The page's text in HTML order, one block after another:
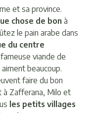
et sa province.
chose de bon à
le pain arabe dans
du centre
viande de
beaucoup.
faire du bon
à Zafferana, Milo et
les petits villages